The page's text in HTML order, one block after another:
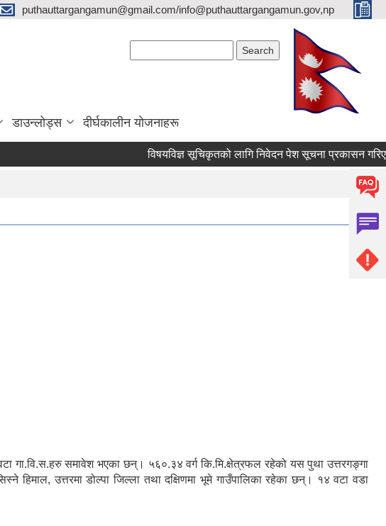
puthauttargangamun@gmail.com/info@puthauttargangamun.gov,np
डाउन्लोड्स दीर्घकालीन योजनाहरू
विषयविज्ञ सूचिकृतको लागि निवेदन पेश सूचना प्रकासन गरिएको
गा.वि.स.हरु समावेश भएका छन्। ५६०.३४ वर्ग कि.मि.क्षेत्रफल रहेको यस पुथा उत्तरगङ्गा
हिमाल, उत्तरमा डोल्पा जिल्ला तथा दक्षिणमा भूमे गाउँपालिका रहेका छन्। १४ वटा वडा